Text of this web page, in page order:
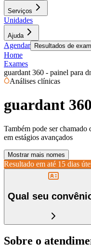
Serviços
Unidades
Ajuda
Agendar Resultados de
Home
Exames
guardant 360 - painel para
Análises clínicas
guardant
Também pode ser chamado
em estágios avançados
Mostrar mais nomes
Resultado em até 15 dias
Qual seu
Sobre o